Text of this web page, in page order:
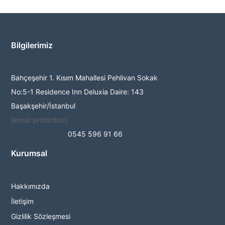
Bilgilerimiz
Bahçeşehir 1. Kısım Mahallesi Pehlivan Sokak
No:5-1 Residence Inn Deluxia Daire: 143
Başakşehir/İstanbul
[email protected]
0545 596 91 66
Kurumsal
Hakkımızda
İletişim
Gizlilik Sözleşmesi